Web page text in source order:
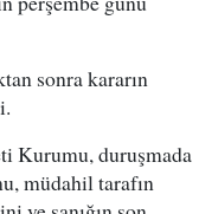
sonra kararın
Kurumu, duruşmada
müdahil tarafın